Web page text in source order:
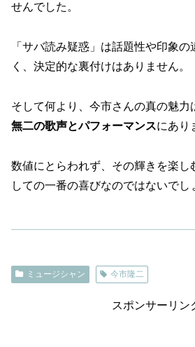
せんでした。
「サバ読み疑惑」は話題性や印象
く、決定的な裏付けはありません。
そして何より、今市さんの真の魅力
無二の歌声とパフォーマンスにあり
数値にとらわれず、その輝きを楽し
しての一番の喜びなのではないでし
ミュージシャン 今市隆二
スポンサーリン